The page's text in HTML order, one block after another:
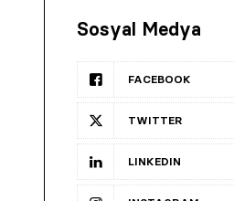
Sosyal Medya
FACEBOOK
TWITTER
LINKEDIN